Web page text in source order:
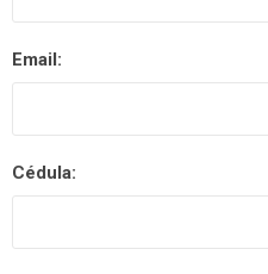
Email:
Cédula: